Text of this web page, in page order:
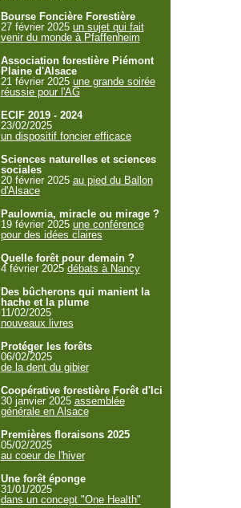
Bourse Foncière Forestière
27 février 2025 un sujet qui fait
venir du monde à Pfaffenheim
Association forestière Piémont
Plaine d'Alsace
21 février 2025 une grande soirée
réussie pour l'AG
ECIF 2019 - 2024
23/02/2025
un dispositif foncier efficace
Sciences naturelles et sciences
sociales
20 février 2025 au pied du Ballon
d'Alsace
Paulownia, miracle ou mirage ?
19 février 2025 une conférence
pour des idées claires
Quelle forêt pour demain ?
4 février 2025 débats à Nancy
Des bûcherons qui manient la
hache et la plume
11/02/2025
nouveaux livres
Protéger les forêts
06/02/2025
de la dent du gibier
Coopérative forestière Forêt d'Ici
30 janvier 2025 assemblée
générale en Alsace
Premières floraisons 2025
05/02/2025
au coeur de l'hiver
Une forêt éponge
31/01/2025
dans un concept "One Health"